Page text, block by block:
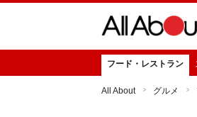
フード・レストラン
All About グルメ